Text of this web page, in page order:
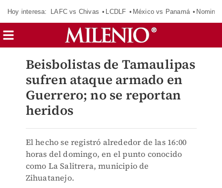
Hoy interesa: LAFC vs Chivas LCDLF México vs Panamá
Beisbolistas de Tamaulipas
sufren ataque armado en
Guerrero; no se reportan
heridos
El hecho se registró alrededor de las 16:00
horas del domingo, en el punto conocido
como La Salitrera, municipio de
Zihuatanejo.